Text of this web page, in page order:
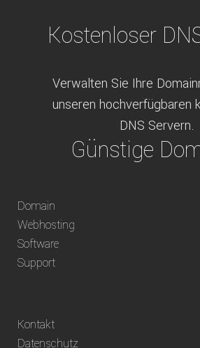
Kostenloser
Verwalten Sie Ihre
unseren hochverfügbaren
DNS Servern.
Günstige
weltweit verfügbare
Vorkasse oder über ein
Domain
Webhosting
Software
Support
Kontakt
Datenschutz